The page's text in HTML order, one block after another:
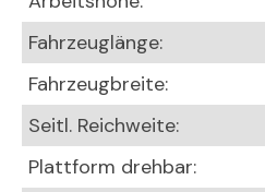
Fahrzeuglänge:
Fahrzeugbreite:
Seitl. Reichweite:
Plattform drehbar: